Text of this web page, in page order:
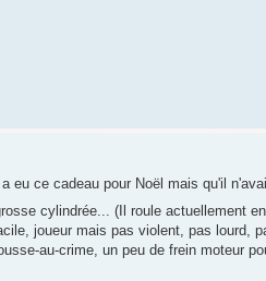
eu ce cadeau pour Noël mais qu'il
cylindrée... (Il roule actuellement
joueur mais pas violent, pas lourd,
au-crime, un peu de frein moteur